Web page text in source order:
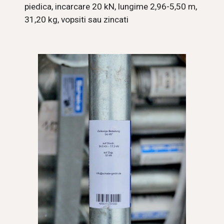
piedica, incarcare 20 kN, lungime 2,96-5,50 m,
31,20 kg, vopsiti sau zincati